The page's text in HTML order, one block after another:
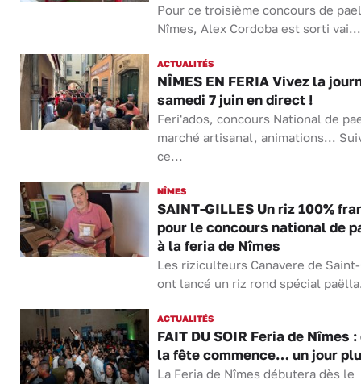
Pour ce troisième concours de
Nîmes, Alex Cordoba est sorti vai...
ACTUALITÉS
NÎMES EN FERIA Vivez la
samedi 7 juin en direct !
Feri'ados, concours National de
marché artisanal, animations...
ce...
NÎMES
SAINT-GILLES Un riz 100%
pour le concours national de
à la feria de Nîmes
Les riziculteurs Canavere de
ont lancé un riz rond spécial
ACTUALITÉS
FAIT DU SOIR Feria de Nîmes :
la fête commence… un jour
La Feria de Nîmes débutera dès le